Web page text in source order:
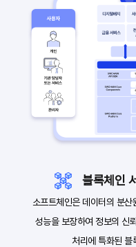
블록체인
소프트체인은 데이터의 분
성능을 보장하여 정보의 신
처리에 특화된 블